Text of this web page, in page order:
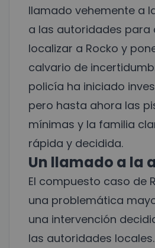
llamado vehemente a
a las autoridades para
localizar a Rocko y
calvario de
policía ha iniciado
pero hasta ahora las
mínimas y la familia
rápida y decidida.
Un llamado a la
El compuesto caso de
una problemática
una intervención
las autoridades